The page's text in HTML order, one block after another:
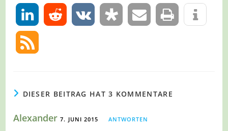
0
DIESER BEITRAG HAT 3 KOMMENTARE
Alexander 7. JUNI 2015 ANTWORTEN